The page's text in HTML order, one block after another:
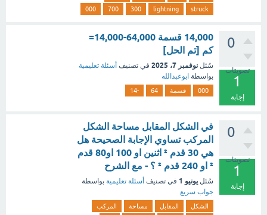
struck
lightning
300
700
000
0
تصويتات
1
إجابة
كم [تم الحل]
سُئل نوفمبر 7، 2025 في تصنيف أسئلة تعليمية
بواسطة ابوعبدالله
000 قسمة ‫64
-14
0
تصويتات
1
إجابة
‏في ‏الشكل المقابل مساحة الشكل
المركب تساوي الإجابة الصحيحة هل
هي 30 قدم ² اثنين او 100 او80 قدم
² او 240 قدم ² ؟ - مع الشرح
سُئل يونيو 1 في تصنيف أسئلة تعليمية بواسطة
جواب سريع
الشكل المقابل مساحة
المركب